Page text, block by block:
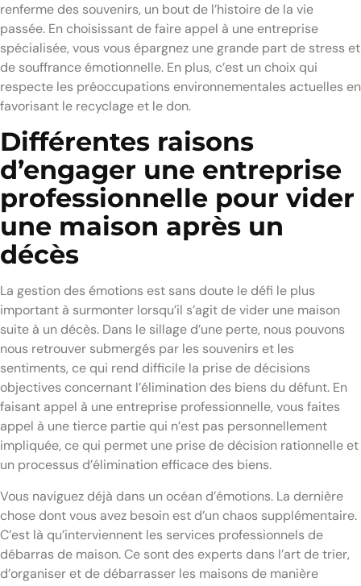
renferme des souvenirs, un bout de l’histoire de la vie
passée. En choisissant de faire appel à une entreprise
spécialisée, vous vous épargnez une grande part de stress et
de souffrance émotionnelle. En plus, c’est un choix qui
respecte les préoccupations environnementales actuelles en
favorisant le recyclage et le don.
Différentes raisons
d’engager une entreprise
professionnelle pour vider
une maison après un
décès
La gestion des émotions est sans doute le défi le plus
important à surmonter lorsqu’il s’agit de vider une maison
suite à un décès. Dans le sillage d’une perte, nous pouvons
nous retrouver submergés par les souvenirs et les
sentiments, ce qui rend difficile la prise de décisions
objectives concernant l’élimination des biens du défunt. En
faisant appel à une entreprise professionnelle, vous faites
appel à une tierce partie qui n’est pas personnellement
impliquée, ce qui permet une prise de décision rationnelle et
un processus d’élimination efficace des biens.
Vous naviguez déjà dans un océan d’émotions. La dernière
chose dont vous avez besoin est d’un chaos supplémentaire.
C’est là qu’interviennent les services professionnels de
débarras de maison. Ce sont des experts dans l’art de trier,
d’organiser et de débarrasser les maisons de manière